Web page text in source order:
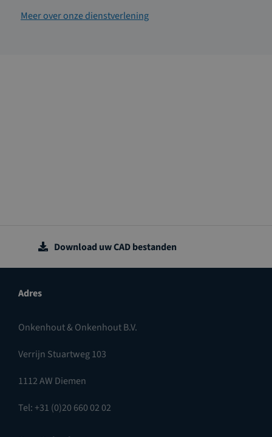
Meer over onze dienstverlening
Download uw CAD bestanden
Adres
Onkenhout & Onkenhout B.V.
Verrijn Stuartweg 103
1112 AW Diemen
Tel: +31 (0)20 660 02 02